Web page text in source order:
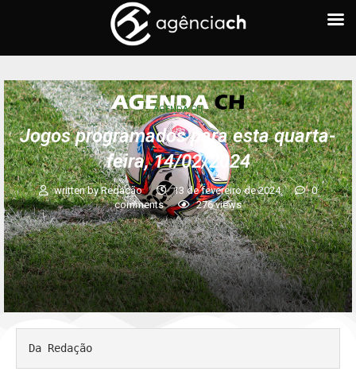
AGENDA CH
Jogos programados para esta quarta-
feira, 14/02/2024
written byRedação 13 de fevereiro de 2024
0
comments
276views
Da Redação